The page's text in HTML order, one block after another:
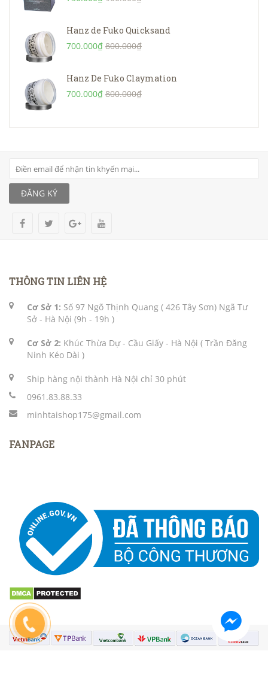
Hanz de Fuko Quicksand
700.000₫ 800.000₫
Hanz De Fuko Claymation
700.000₫ 800.000₫
ĐĂNG KÝ
THÔNG TIN LIÊN HỆ
Cơ Sở 1: Số 97 Ngõ Thịnh Quang ( 426 Tây Sơn) Ngã Tư
Sở - Hà Nội (9h - 19h )
Cơ Sở 2: Khúc Thừa Dự - Cầu Giấy - Hà Nội ( Trần Đăng
Ninh Kéo Dài )
Ship hàng nội thành Hà Nội chỉ 30 phút
0961.83.88.33
minhtaishop175@gmail.com
FANPAGE